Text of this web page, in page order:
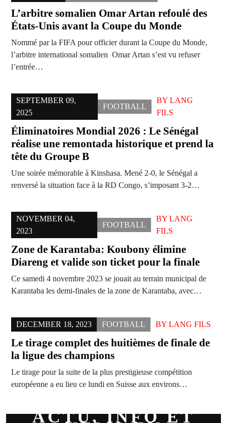
L’arbitre somalien Omar Artan refoulé des
États-Unis avant la Coupe du Monde
Nommé par la FIFA pour officier durant la Coupe du Monde,
l’arbitre international somalien Omar Artan s’est vu refuser
l’entrée…
SEPTEMBER 09,
2025
FOOTBALL
BYLANG
FILS
Éliminatoires Mondial 2026 : Le Sénégal
réalise une remontada historique et prend la
tête du Groupe B
Une soirée mémorable à Kinshasa. Mené 2-0, le Sénégal a
renversé la situation face à la RD Congo, s’imposant 3-2…
NOVEMBER 04,
2023
FOOTBALL
BYLANG
FILS
Zone de Karantaba: Koubony élimine
Diareng et valide son ticket pour la finale
Ce samedi 4 novembre 2023 se jouait au terrain municipal de
Karantaba les demi-finales de la zone de Karantaba, avec…
DECEMBER 18, 2023 FOOTBALL BY LANG FILS
Le tirage complet des huitièmes de finale de
la ligue des champions
Le tirage pour la suite de la plus prestigieuse compétition
européenne a eu lieu ce lundi en Suisse aux environs…
ACTU, INFO ET